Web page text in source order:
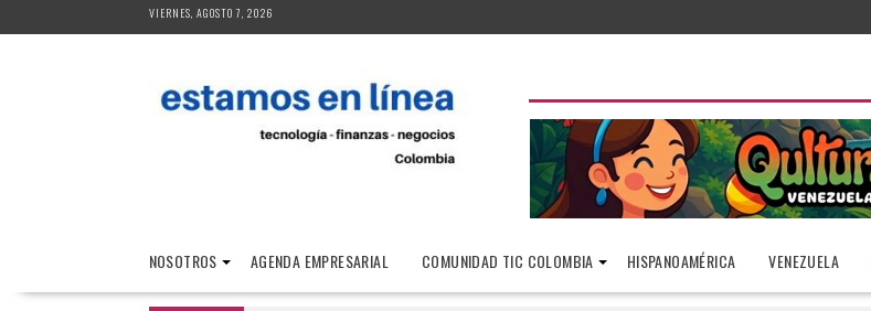
al
VIERNES, AGOSTO 7, 2026
NOSOTROS AGENDA EMPRESARIAL COMUNIDAD TIC COLOMBIA HISPANOAMÉRICA VENEZUELA